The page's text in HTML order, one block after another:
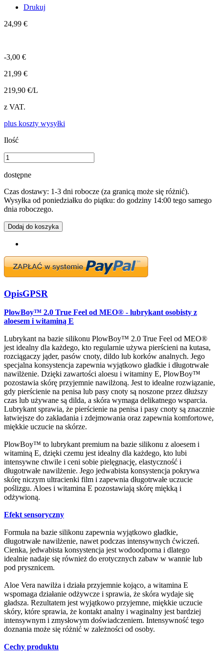
Drukuj
24,99 €
-3,00 €
21,99 €
219,90 €/L
z VAT.
plus koszty wysyłki
Ilość
dostępne
Czas dostawy: 1-3 dni robocze (za granicą może się różnić).
Wysyłka od poniedziałku do piątku: do godziny 14:00 tego samego
dnia roboczego.
Dodaj do koszyka
OpisGPSR
PlowBoy™ 2.0 True Feel od MEO® - lubrykant osobisty z
aloesem i witaminą E
Lubrykant na bazie silikonu PlowBoy™ 2.0 True Feel od MEO®
jest idealny dla każdego, kto regularnie używa pierścieni na kutasa,
rozciągaczy jąder, pasów cnoty, dildo lub korków analnych. Jego
specjalna konsystencja zapewnia wyjątkowo gładkie i długotrwałe
nawilżenie. Dzięki zawartości aloesu i witaminy E, PlowBoy™
pozostawia skórę przyjemnie nawilżoną. Jest to idealne rozwiązanie,
gdy pierścienie na penisa lub pasy cnoty są noszone przez dłuższy
czas lub używane są dilda, a skóra wymaga delikatnego wsparcia.
Lubrykant sprawia, że pierścienie na penisa i pasy cnoty są znacznie
łatwiejsze do zakładania i zdejmowania oraz zapewnia komfortowe,
miękkie uczucie na skórze.
PlowBoy™ to lubrykant premium na bazie silikonu z aloesem i
witaminą E, dzięki czemu jest idealny dla każdego, kto lubi
intensywne chwile i ceni sobie pielęgnację, elastyczność i
długotrwałe nawilżenie. Jego jedwabista konsystencja pokrywa
skórę niczym ultracienki film i zapewnia długotrwałe uczucie
poślizgu. Aloes i witamina E pozostawiają skórę miękką i
odżywioną.
Efekt sensoryczny
Formuła na bazie silikonu zapewnia wyjątkowo gładkie,
długotrwałe nawilżenie, nawet podczas intensywnych ćwiczeń.
Cienka, jedwabista konsystencja jest wodoodporna i dlatego
idealnie nadaje się również do erotycznych zabaw w wannie lub
pod prysznicem.
Aloe Vera nawilża i działa przyjemnie kojąco, a witamina E
wspomaga działanie odżywcze i sprawia, że skóra wydaje się
gładsza. Rezultatem jest wyjątkowo przyjemne, miękkie uczucie
skóry, które sprawia, że kontakt analny i waginalny jest bardziej
intensywnym i zmysłowym doświadczeniem. Intensywność tego
doznania może się różnić w zależności od osoby.
Cechy produktu